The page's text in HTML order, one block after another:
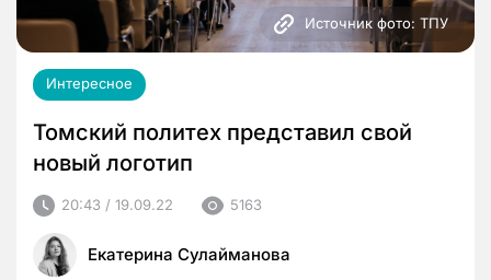
Источник фото: ТПУ
Интересное
Томский политех представил свой
новый логотип
20:43 / 19.09.22 5163
Екатерина Сулайманова